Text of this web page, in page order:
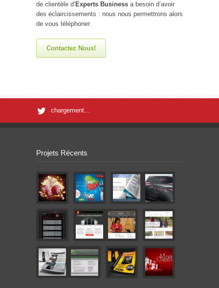
de clientèle d’ Experts Business a besoin d’avoir
des éclaircissements : nous nous permettrons alors
de vous téléphoner.
Contactez Nous!
chargement...
Projets Récents